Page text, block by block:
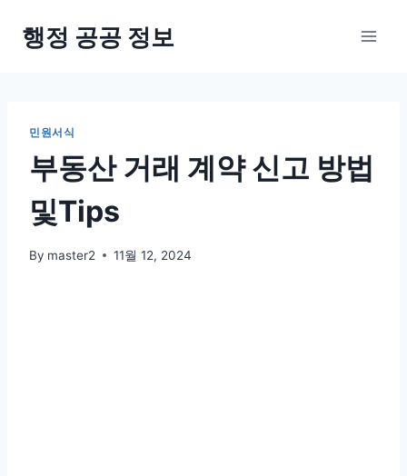
행정 공공 정보
민원서식
부동산 거래 계약 신고 방법
및Tips
By master2 11월 12, 2024